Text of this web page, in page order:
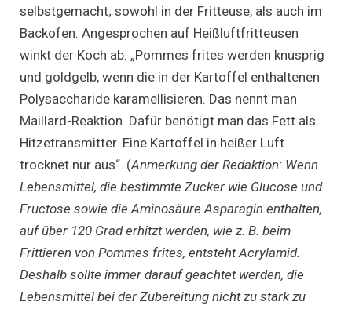
selbstgemacht; sowohl in der Fritteuse, als auch im
Backofen. Angesprochen auf Heißluftfritteusen
winkt der Koch ab: „Pommes frites werden knusprig
und goldgelb, wenn die in der Kartoffel enthaltenen
Polysaccharide karamellisieren. Das nennt man
Maillard-Reaktion. Dafür benötigt man das Fett als
Hitzetransmitter. Eine Kartoffel in heißer Luft
trocknet nur aus“. (Anmerkung der Redaktion: Wenn
Lebensmittel, die bestimmte Zucker wie Glucose und
Fructose sowie die Aminosäure Asparagin enthalten,
auf über 120 Grad erhitzt werden, wie z. B. beim
Frittieren von Pommes frites, entsteht Acrylamid.
Deshalb sollte immer darauf geachtet werden, die
Lebensmittel bei der Zubereitung nicht zu stark zu